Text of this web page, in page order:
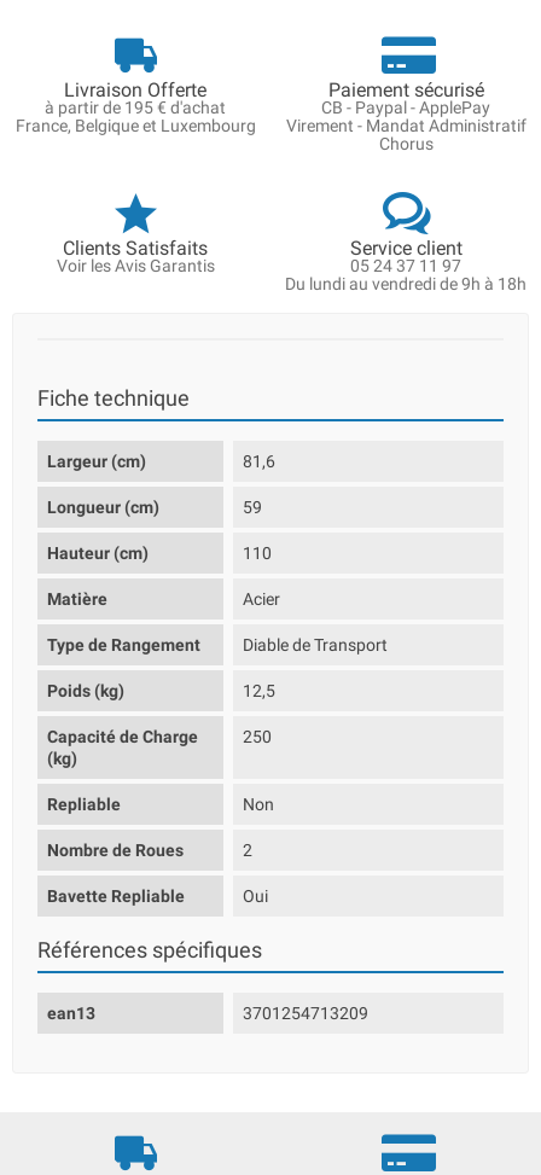
Livraison Offerte
à partir de 195 € d'achat
France, Belgique et Luxembourg
Paiement sécurisé
CB - Paypal - ApplePay
Virement - Mandat Administratif
Chorus
Clients Satisfaits
Voir les Avis Garantis
Service client
05 24 37 11 97
Du lundi au vendredi de 9h à 18h
Fiche technique
Largeur (cm) 81,6
Longueur (cm) 59
Hauteur (cm) 110
Matière Acier
Type de Rangement Diable de Transport
Poids (kg) 12,5
Capacité de Charge
(kg)
250
Repliable Non
Nombre de Roues 2
Bavette Repliable Oui
Références spécifiques
ean13 3701254713209